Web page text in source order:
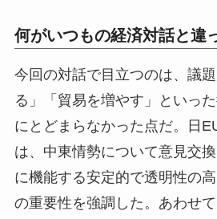
何がいつもの経済対話と違
今回の対話で目立つのは、議
る」「貿易を増やす」といっ
にとどまらなかった点だ。日
は、中東情勢について意見交
に機能する安定的で透明性の
の重要性を強調した。あわせ